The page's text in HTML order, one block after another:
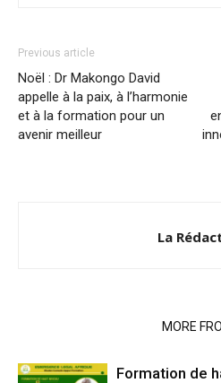
Previous article
Noël : Dr Makongo David
appelle à la paix, à l’harmonie
et à la formation pour un
avenir meilleur
La
MORE
Formation de